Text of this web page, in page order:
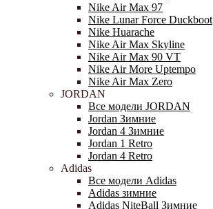
Nike Air Max 97
Nike Lunar Force Duckboot
Nike Huarache
Nike Air Max Skyline
Nike Air Max 90 VT
Nike Air More Uptempo
Nike Air Max Zero
JORDAN
Все модели JORDAN
Jordan Зимние
Jordan 4 Зимние
Jordan 1 Retro
Jordan 4 Retro
Adidas
Все модели Adidas
Adidas зимние
Adidas NiteBall Зимние